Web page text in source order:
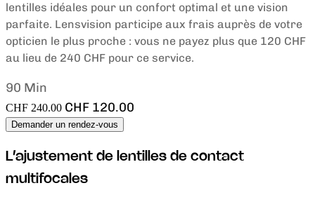
lentilles idéales pour un confort optimal et une vision
parfaite. Lensvision participe aux frais auprès de votre
opticien le plus proche : vous ne payez plus que 120 CHF
au lieu de 240 CHF pour ce service.
90 Min
CHF 240.00 CHF 120.00
Demander un rendez-vous
L’ajustement de lentilles de contact
multifocales